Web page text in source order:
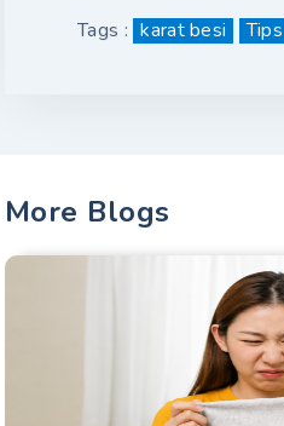
Tags : karat besi Tips
More Blogs